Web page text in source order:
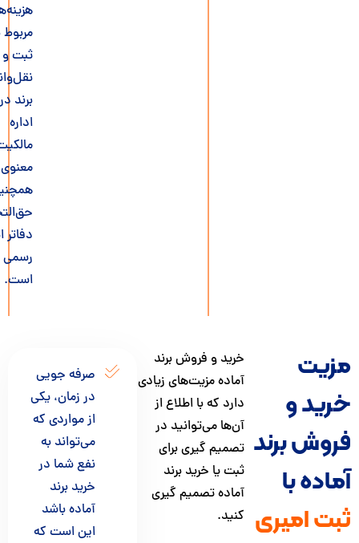
هزینه‌های
مربوط به
ثبت و
نقل‌وانتقال
برند در
مالکیت
معنوی و
همچنین
حق‌التحقیق
دفاتر اسناد
رسمی
است.
و
برند
با
امیری
خرید و فروش برند
آماده مزیت‌های زیادی
دارد که با اطلاع از
آ‌ن‌ها می‌توانید در
تصمیم گیری برای
ثبت یا خرید برند
آماده تصمیم گیری
کنید.
صرفه جویی
در زمان، یکی
از مواردی که
می‌تواند به
نفع شما در
خرید برند
آماده باشد
این است که